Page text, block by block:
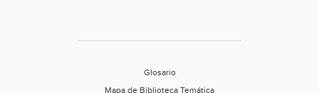
Glosario
Mapa de Biblioteca Temática